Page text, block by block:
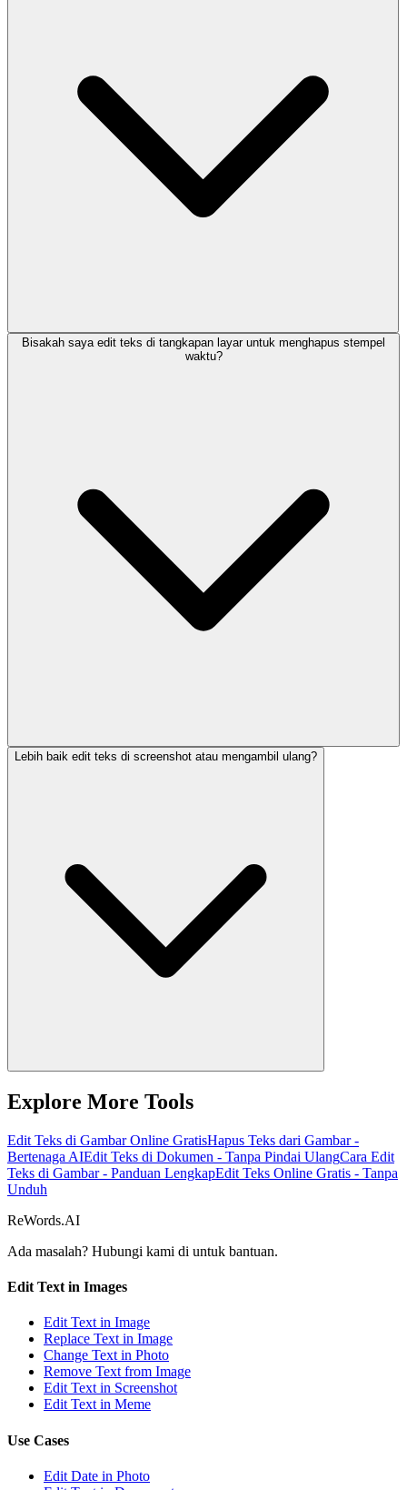
Bisakah saya edit teks di tangkapan layar untuk menghapus stempel
waktu?
Lebih baik edit teks di screenshot atau mengambil ulang?
Explore More Tools
Edit Teks di Gambar Online GratisHapus Teks dari Gambar -
Bertenaga AIEdit Teks di Dokumen - Tanpa Pindai UlangCara Edit
Teks di Gambar - Panduan LengkapEdit Teks Online Gratis - Tanpa
Unduh
ReWords.AI
Ada masalah? Hubungi kami di untuk bantuan.
Edit Text in Images
Edit Text in Image
Replace Text in Image
Change Text in Photo
Remove Text from Image
Edit Text in Screenshot
Edit Text in Meme
Use Cases
Edit Date in Photo